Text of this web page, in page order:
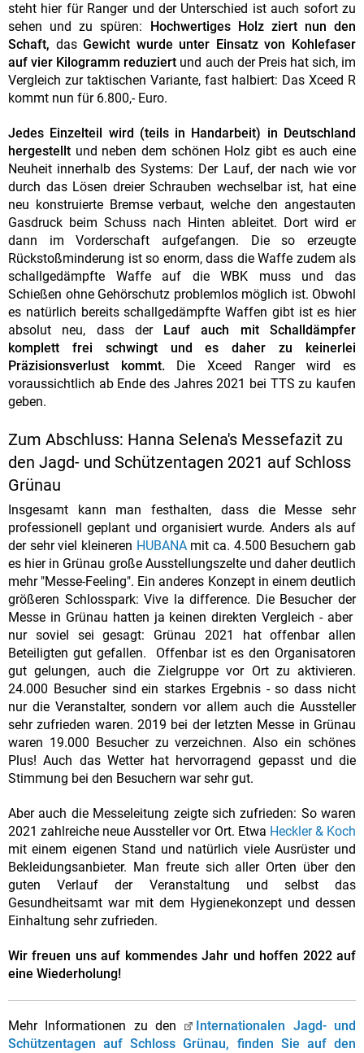
steht hier für Ranger und der Unterschied ist auch sofort zu
sehen und zu spüren:
Hochwertiges Holz ziert nun den
Schaft, dasGewicht wurde unter Einsatz von Kohlefaser
auf vier Kilogramm reduziert und auch der Preis hat sich, im
Vergleich zur taktischen Variante, fast halbiert: Das Xceed R
kommt nun für 6.800,- Euro.
Jedes Einzelteil wird (teils in Handarbeit) in Deutschland
hergestellt und neben dem schönen Holz gibt es auch eine
Neuheit innerhalb des Systems: Der Lauf, der nach wie vor
durch das Lösen dreier Schrauben wechselbar ist, hat eine
neu konstruierte Bremse verbaut, welche den angestauten
Gasdruck beim Schuss nach Hinten ableitet. Dort wird er
dann im Vorderschaft aufgefangen. Die so erzeugte
Rückstoßminderung ist so enorm, dass die Waffe zudem als
schallgedämpfte Waffe auf die WBK muss und das
Schießen ohne Gehörschutz problemlos möglich ist. Obwohl
es natürlich bereits schallgedämpfte Waffen gibt ist es hier
absolut neu, dass der
Lauf auch mit Schalldämpfer
komplett frei schwingt und es daher zu keinerlei
Präzisionsverlust kommt.Die Xceed Ranger wird es
voraussichtlich ab Ende des Jahres 2021 bei TTS zu kaufen
geben.
Zum Abschluss: Hanna Selena's Messefazit zu
den Jagd- und Schützentagen 2021 auf Schloss
Grünau
Insgesamt kann man festhalten, dass die Messe sehr
professionell geplant und organisiert wurde. Anders als auf
der sehr viel kleineren HUBANAmit ca. 4.500 Besuchern gab
es hier in Grünau große Ausstellungszelte und daher deutlich
mehr "Messe-Feeling". Ein anderes Konzept in einem deutlich
größeren Schlosspark: Vive la difference. Die Besucher der
Messe in Grünau hatten ja keinen direkten Vergleich - aber
nur soviel sei gesagt: Grünau 2021 hat offenbar allen
Beteiligten gut gefallen. Offenbar ist es den Organisatoren
gut gelungen, auch die Zielgruppe vor Ort zu aktivieren.
24.000 Besucher sind ein starkes Ergebnis - so dass nicht
nur die Veranstalter, sondern vor allem auch die Aussteller
sehr zufrieden waren. 2019 bei der letzten Messe in Grünau
waren 19.000 Besucher zu verzeichnen. Also ein schönes
Plus! Auch das Wetter hat hervorragend gepasst und die
Stimmung bei den Besuchern war sehr gut.
Aber auch die Messeleitung zeigte sich zufrieden: So waren
2021 zahlreiche neue Aussteller vor Ort. Etwa Heckler & Koch
mit einem eigenen Stand und natürlich viele Ausrüster und
Bekleidungsanbieter. Man freute sich aller Orten über den
guten Verlauf der Veranstaltung und selbst das
Gesundheitsamt war mit dem Hygienekonzept und dessen
Einhaltung sehr zufrieden.
Wir freuen uns auf kommendes Jahr und hoffen 2022 auf
eine Wiederholung!
Mehr Informationen zu den
Internationalen Jagd- und
Schützentagen auf Schloss Grünau, finden Sie auf den